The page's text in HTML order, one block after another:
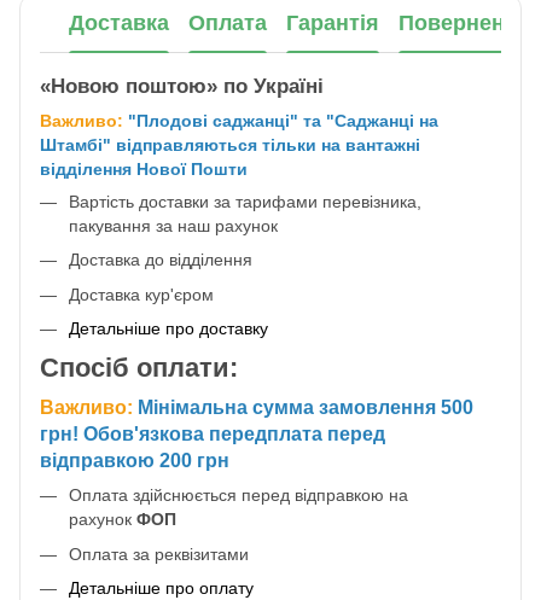
Доставка Оплата Гарантія Повернення
«Новою поштою» по Україні
Важливо: "Плодові саджанці" та "Саджанці на
Штамбі" відправляються тільки на вантажні
відділення Нової Пошти
Вартість доставки за тарифами перевізника,
пакування за наш рахунок
Доставка до відділення
Доставка кур'єром
Детальніше про доставку
Спосіб оплати:
Важливо: Мінімальна сумма замовлення 500
грн! Обов'язкова передплата перед
відправкою 200 грн
Оплата здійснюється перед відправкою на
рахунок ФОП
Оплата за реквізитами
Детальніше про оплату